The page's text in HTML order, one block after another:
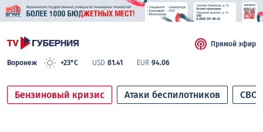
Воронеж +23°C USD 81.41 EUR 94.06
Прямой эфир
Бензиновый кризис Атаки беспилотников СВО